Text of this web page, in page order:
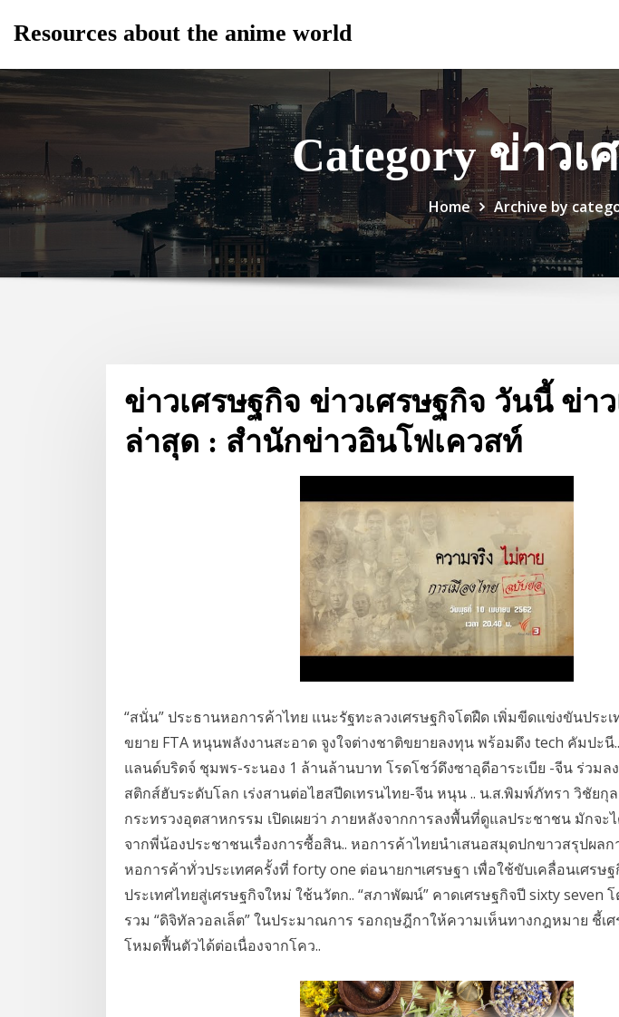
Resources about the anime world
Category ข่าว
Home Archive by
ข่าวเศรษฐกิจ ข่าวเศรษฐกิจ วันนี้ ข่า
ล่าสุด : สำนักข่าวอินโฟเควสท์
“สนั่น” ประธานหอการค้าไทย แนะรัฐทะลวงเศรษฐกิจโตฝืด เพิ่มขีดแข่งขันประเ
ขยาย FTA หนุนพลังงานสะอาด จูงใจต่างชาติขยายลงทุน พร้อมดึง tech คัมปะนี..
แลนด์บริดจ์ ชุมพร-ระนอง 1 ล้านล้านบาท โรดโชว์ดึงซาอุดีอาระเบีย -จีน ร่วมล
สติกส์ฮับระดับโลก เร่งสานต่อไฮสปีดเทรนไทย-จีน หนุน .. น.ส.พิมพ์ภัทรา วิชัยกุ
กระทรวงอุตสาหกรรม เปิดเผยว่า ภายหลังจากการลงพื้นที่ดูแลประชาชน มักจะไ
จากพี่น้องประชาชนเรื่องการซื้อสิน.. หอการค้าไทยนำเสนอสมุดปกขาวสรุปผล
หอการค้าทั่วประเทศครั้งที่ forty one ต่อนายกฯเศรษฐา เพื่อใช้ขับเคลื่อนเศรษ
ประเทศไทยสู่เศรษฐกิจใหม่ ใช้นวัตก.. “สภาพัฒน์” คาดเศรษฐกิจปี sixty seven
รวม “ดิจิทัลวอลเล็ต” ในประมาณการ รอกฤษฎีกาให้ความเห็นทางกฎหมาย ชี้เ
โหมดฟื้นตัวได้ต่อเนื่องจากโคว..